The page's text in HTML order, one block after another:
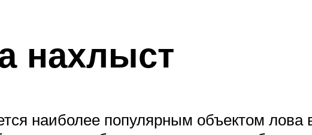
нахлыст
наиболее популярным объектом лова